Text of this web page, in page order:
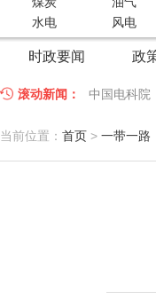
水电
风电
时政要闻 政
滚动新闻： 中国电科院
江苏车牛
因储能而
低温冷凝
当前位置： 首页 > 一带一路